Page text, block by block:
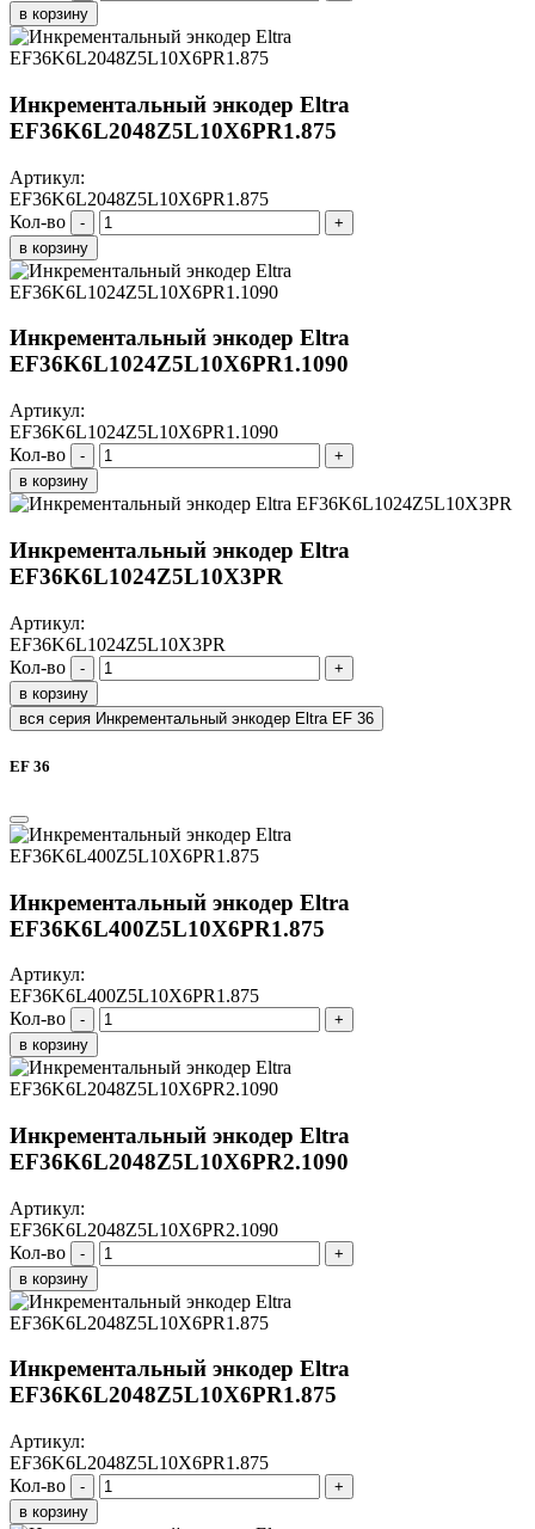
в корзину
Инкрементальный энкодер Eltra
EF36K6L2048Z5L10X6PR1.875
Артикул:
EF36K6L2048Z5L10X6PR1.875
Кол-во
-
+
в корзину
Инкрементальный энкодер Eltra
EF36K6L1024Z5L10X6PR1.1090
Артикул:
EF36K6L1024Z5L10X6PR1.1090
Кол-во
-
+
в корзину
Инкрементальный энкодер Eltra
EF36K6L1024Z5L10X3PR
Артикул:
EF36K6L1024Z5L10X3PR
Кол-во
-
+
в корзину
вся серия Инкрементальный энкодер Eltra EF 36
EF 36
Инкрементальный энкодер Eltra
EF36K6L400Z5L10X6PR1.875
Артикул:
EF36K6L400Z5L10X6PR1.875
Кол-во
-
+
в корзину
Инкрементальный энкодер Eltra
EF36K6L2048Z5L10X6PR2.1090
Артикул:
EF36K6L2048Z5L10X6PR2.1090
Кол-во
-
+
в корзину
Инкрементальный энкодер Eltra
EF36K6L2048Z5L10X6PR1.875
Артикул:
EF36K6L2048Z5L10X6PR1.875
Кол-во
-
+
в корзину